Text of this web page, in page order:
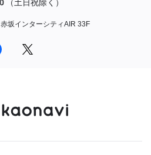
坂インターシティAIR 33F